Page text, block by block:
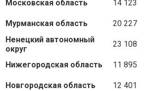
Московская область 14 123
Мурманская область 20 227
Ненецкий автономный
округ
23 108
Нижегородская область 11 895
Новгородская область 12 401